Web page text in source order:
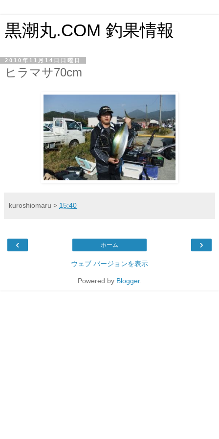
黒潮丸.COM 釣果情報
2010年11月14日日曜日
ヒラマサ70cm
kuroshiomaru > 15:40
‹ ›
ホーム
ウェブ バージョンを表示
Powered by Blogger.